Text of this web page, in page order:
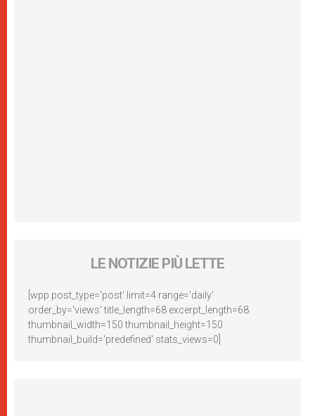
LE NOTIZIE PIÙ LETTE
[wpp post_type='post' limit=4 range='daily'
order_by='views' title_length=68 excerpt_length=68
thumbnail_width=150 thumbnail_height=150
thumbnail_build='predefined' stats_views=0]